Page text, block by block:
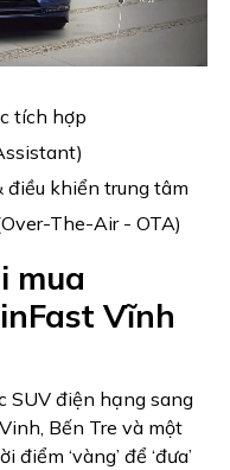
tích hợp
khiển trung tâm
The-Air - OTA)
mua
Vĩnh
SUV điện hạng sang
Bến Tre và một
‘vàng’ để ‘đưa’